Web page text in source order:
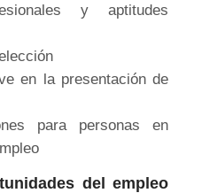
y aptitudes
en la presentación de
para personas en
del empleo